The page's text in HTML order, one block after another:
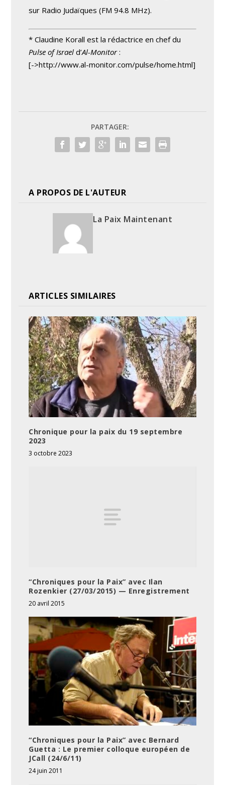
sur Radio Judaïques (FM 94.8 MHz).
* Claudine Korall est la rédactrice en chef du
Pulse of Israel d’Al-Monitor:
[->http://www.al-monitor.com/pulse/home.html]
PARTAGER:
A PROPOS DE L'AUTEUR
La Paix Maintenant
ARTICLES SIMILAIRES
Chronique pour la paix du 19 septembre
2023
3 octobre 2023
“Chroniques pour la Paix” avec Ilan
Rozenkier (27/03/2015) — Enregistrement
20 avril 2015
“Chroniques pour la Paix” avec Bernard
Guetta : Le premier colloque européen de
JCall (24/6/11)
24 juin 2011